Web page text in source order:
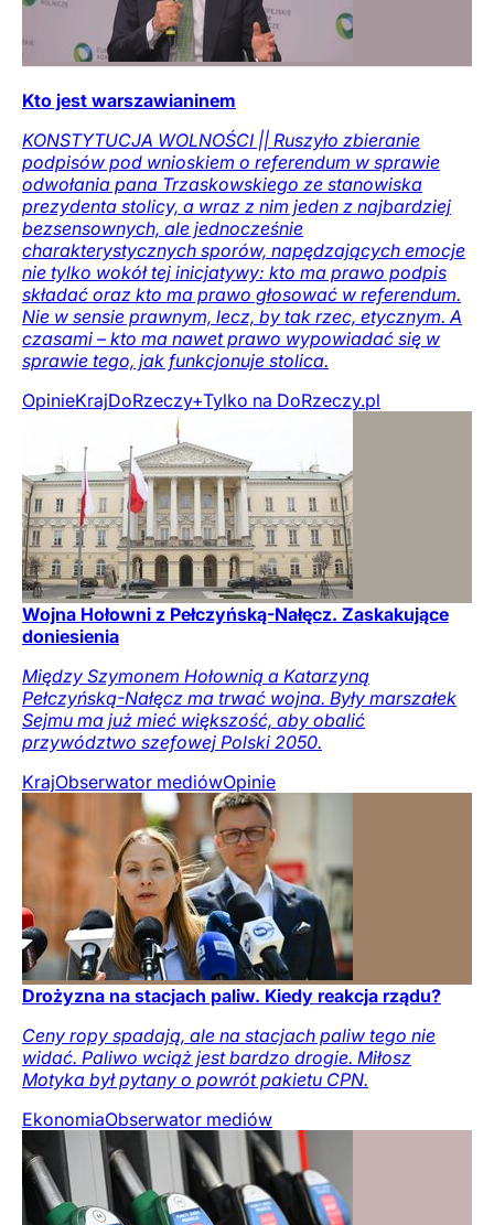
Kto jest warszawianinem
KONSTYTUCJA WOLNOŚCI || Ruszyło zbieranie
podpisów pod wnioskiem o referendum w sprawie
odwołania pana Trzaskowskiego ze stanowiska
prezydenta stolicy, a wraz z nim jeden z najbardziej
bezsensownych, ale jednocześnie
charakterystycznych sporów, napędzających emocje
nie tylko wokół tej inicjatywy: kto ma prawo podpis
składać oraz kto ma prawo głosować w referendum.
Nie w sensie prawnym, lecz, by tak rzec, etycznym. A
czasami – kto ma nawet prawo wypowiadać się w
sprawie tego, jak funkcjonuje stolica.
OpinieKrajDoRzeczy+Tylko na DoRzeczy.pl
Wojna Hołowni z Pełczyńską-Nałęcz. Zaskakujące
doniesienia
Między Szymonem Hołownią a Katarzyną
Pełczyńską-Nałęcz ma trwać wojna. Były marszałek
Sejmu ma już mieć większość, aby obalić
przywództwo szefowej Polski 2050.
KrajObserwator mediówOpinie
Drożyzna na stacjach paliw. Kiedy reakcja rządu?
Ceny ropy spadają, ale na stacjach paliw tego nie
widać. Paliwo wciąż jest bardzo drogie. Miłosz
Motyka był pytany o powrót pakietu CPN.
EkonomiaObserwator mediów